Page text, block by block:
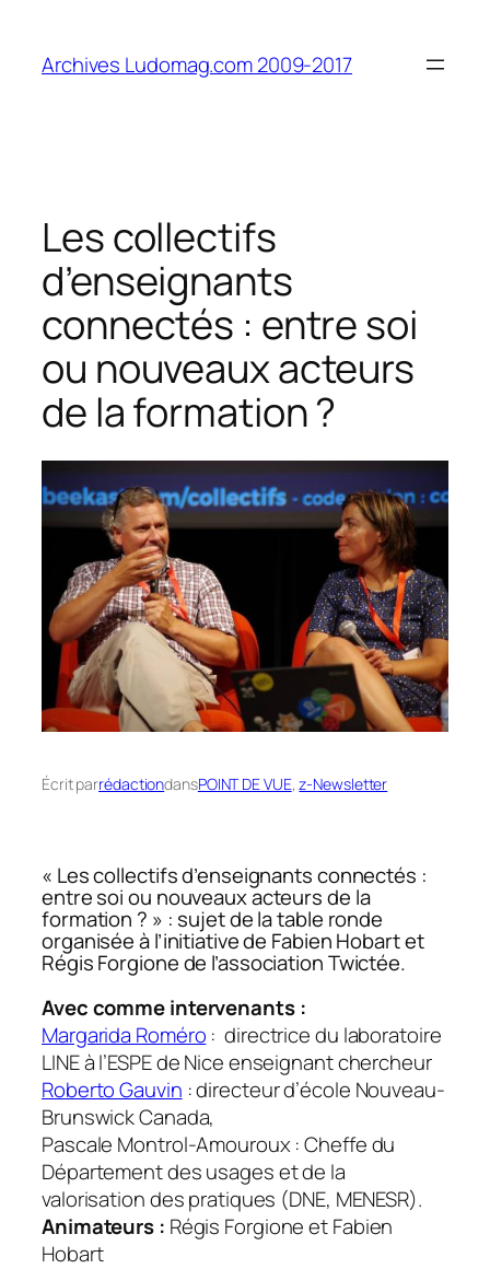
contenu
Archives Ludomag.com 2009-2017
Les​ ​collectifs​ ​
d’enseignants​ ​
connectés​ ​:​ ​entre​ ​soi​ ​
ou​ ​nouveaux acteurs​ ​
de​ ​la​ ​formation​ ​?
Écrit parrédactiondansPOINT DE VUE, z-Newsletter
« Les​ ​collectifs​ ​d’enseignants​ ​connectés​ ​:​ ​
entre​ ​soi​ ​ou​ ​nouveaux acteurs​ ​de​ ​la​ ​
formation​ ​? » : sujet de la table ronde
organisée à l’initiative de Fabien Hobart et
Régis Forgione de l’association Twictée.
Avec comme intervenants :
Margarida Roméro : directrice du laboratoire
LINE à l’ESPE de Nice enseignant chercheur
Roberto Gauvin : directeur d’école Nouveau-
Brunswick Canada,
Pascale Montrol-Amouroux : Cheffe du
Département des usages et de la
valorisation des pratiques (DNE, MENESR).
Animateurs : Régis Forgione et Fabien
Hobart